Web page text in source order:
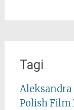
Tagi
Aleksandra
Polish Film